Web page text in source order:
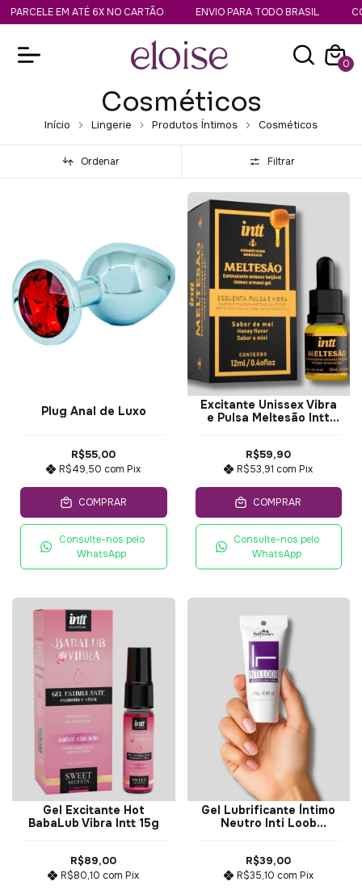
EM ATÉ 6X NO CARTÃO ENVIO PARA TODO BRASIL
0
Cosméticos
Início Lingerie Produtos Íntimos Cosméticos
Ordenar Filtrar
Plug Anal de Luxo
R$55,00
R$49,50 com Pix
COMPRAR
Consulte-nos pelo
WhatsApp
Excitante Unissex Vibra
e Pulsa Meltesão Intt
R$59,90
R$53,91 com Pix
COMPRAR
Consulte-nos pelo
WhatsApp
Gel Excitante Hot
BabaLub Vibra Intt 15g
R$89,00
R$80,10 com Pix
Gel Lubrificante Íntimo
Neutro Inti Loob
R$39,00
R$35,10 com Pix